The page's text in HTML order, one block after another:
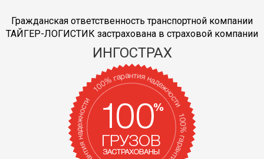
Гражданская ответственность транспортной компании
ТАЙГЕР-ЛОГИСТИК застрахована в страховой компании
ИНГОСТРАХ